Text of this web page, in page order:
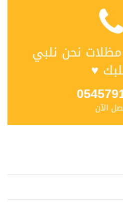
مظلات نحن نلبي
♥
الآن